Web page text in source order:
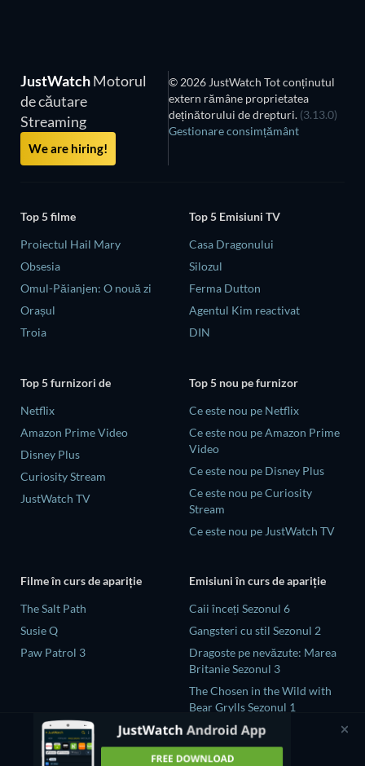
JustWatchMotorul
de căutare
Streaming
We are hiring!
© 2026 JustWatch Tot conținutul
extern rămâne proprietatea
deținătorului de drepturi. (3.13.0)
Gestionare consimțământ
Top 5 filme
Proiectul Hail Mary
Obsesia
Omul-Păianjen: O nouă zi
Orașul
Troia
Top 5 Emisiuni TV
Casa Dragonului
Silozul
Ferma Dutton
Agentul Kim reactivat
DIN
Top 5 furnizori de
Netflix
Amazon Prime Video
Disney Plus
Curiosity Stream
JustWatch TV
Top 5 nou pe furnizor
Ce este nou pe Netflix
Ce este nou pe Amazon Prime
Video
Ce este nou pe Disney Plus
Ce este nou pe Curiosity
Stream
Ce este nou pe JustWatch TV
Filme în curs de apariție
The Salt Path
Susie Q
Paw Patrol 3
Emisiuni în curs de apariție
Caii înceți Sezonul 6
Gangsteri cu stil Sezonul 2
Dragoste pe nevăzute: Marea
Britanie Sezonul 3
The Chosen in the Wild with
Bear Grylls Sezonul 1
Naked and Afraid: Global
Showdown Sezonul 1